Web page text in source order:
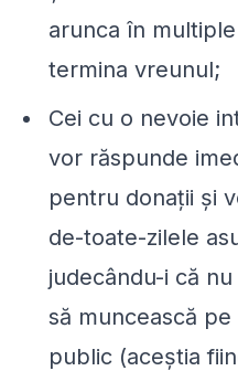
arunca în
termina vreunul;
Cei cu o nevoie
vor răspunde
pentru donații și
de-toate-zilele
judecându-i că
să muncească
public (aceștia